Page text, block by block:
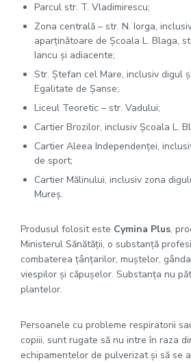
Parcul str. T. Vladimirescu;
Zona centrală – str. N. Iorga,
aparținătoare de Școala L. Blaga,
Iancu și adiacente;
Str. Ștefan cel Mare, inclusiv digul
Egalitate de Șanse;
Liceul Teoretic – str. Vadului;
Cartier Brozilor, inclusiv Școala L.
Cartier Aleea Independenței,
de sport;
Cartier Mălinului, inclusiv zona
Mureș.
Produsul folosit este Cymina Plus,
Ministerul Sănătății, o substanță
combaterea țânțarilor, muștelor,
viespilor și căpușelor. Substanța nu
plantelor.
Persoanele cu probleme respiratorii
copiii, sunt rugate să nu intre în raza
echipamentelor de pulverizat și să se